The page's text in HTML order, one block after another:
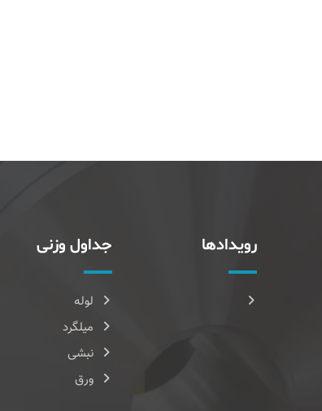
رویدادها جداول وزنی
لوله
میلگرد
نبشی
ورق